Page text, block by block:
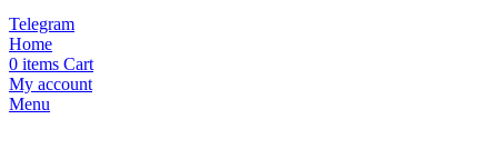
Telegram
Home
0 items Cart
My account
Menu